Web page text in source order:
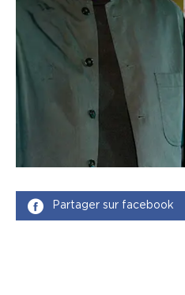
Partager sur facebook